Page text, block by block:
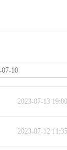
2023-07-13
2023-07-12